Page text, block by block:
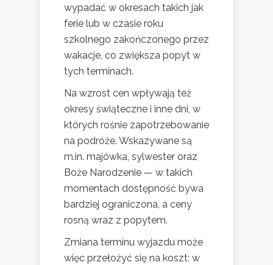
wypadać w okresach takich jak
ferie lub w czasie roku
szkolnego zakończonego przez
wakacje, co zwiększa popyt w
tych terminach.
Na wzrost cen wpływają też
okresy świąteczne i inne dni, w
których rośnie zapotrzebowanie
na podróże. Wskazywane są
m.in. majówka, sylwester oraz
Boże Narodzenie — w takich
momentach dostępność bywa
bardziej ograniczona, a ceny
rosną wraz z popytem.
Zmiana terminu wyjazdu może
więc przełożyć się na koszt: w